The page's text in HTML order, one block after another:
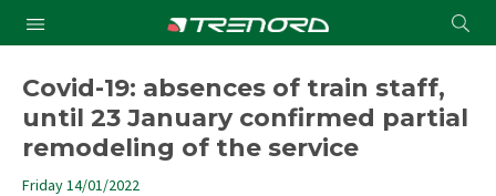
Submit
Covid-19: absences of train staff,
until 23 January confirmed partial
remodeling of the service
Friday 14/01/2022